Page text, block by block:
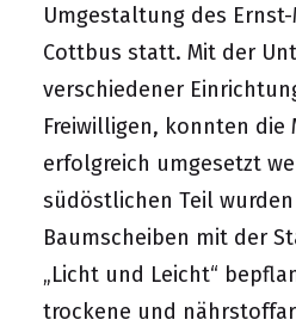
Umgestaltung des
Cottbus statt. Mit der
verschiedener
Freiwilligen, konnten die
erfolgreich umgesetzt
südöstlichen Teil
Baumscheiben mit der
„Licht und Leicht“
trockene und